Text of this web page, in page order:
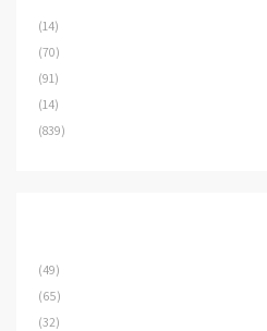
(14)
(70)
(91)
(14)
(839)
(49)
(65)
(32)